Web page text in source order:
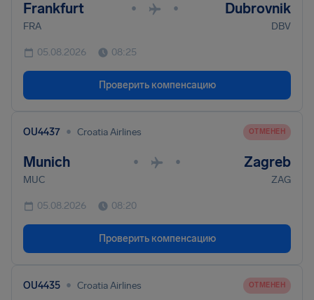
Frankfurt • • Dubrovnik
FRA DBV
05.08.2026 08:25
Проверить компенсацию
OU4437 • Croatia Airlines ОТМЕНЕН
Munich • • Zagreb
MUC ZAG
05.08.2026 08:20
Проверить компенсацию
OU4435 • Croatia Airlines ОТМЕНЕН